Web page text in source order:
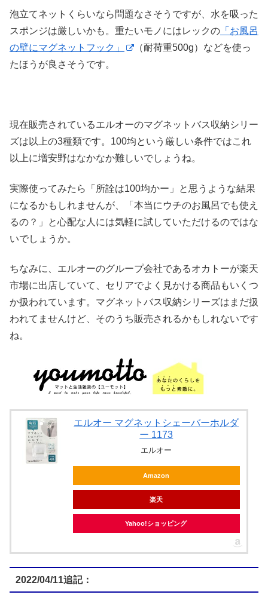
泡立てネットくらいなら問題なさそうですが、水を吸った
スポンジは厳しいかも。重たいモノにはレックの 「お風呂
の壁にマグネットフック」
（耐荷重500g）などを使っ
たほうが良さそうです。
現在販売されているエルオーのマグネットバス収納シリー
ズは以上の3種類です。100均という厳しい条件ではこれ
以上に増安野はなかなか難しいでしょうね。
実際使ってみたら「所詮は100均かー」と思うような結果
になるかもしれませんが、「本当にウチのお風呂でも使え
るの？」と心配な人には気軽に試していただけるのではな
いでしょうか。
ちなみに、エルオーのグループ会社であるオカトーが楽天
市場に出店していて、セリアでよく見かける商品もいくつ
か扱われています。マグネットバス収納シリーズはまだ扱
われてませんけど、そのうち販売されるかもしれないです
ね。
エルオー マグネットシェーバーホルダ
ー 1173
エルオー
Amazon
楽天
Yahoo!ショッピング
2022/04/11追記：